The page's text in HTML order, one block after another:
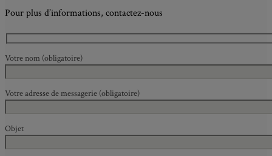
Pour plus d’informations, contactez-nous
Votre nom (obligatoire)
Votre adresse de messagerie (obligatoire)
Objet